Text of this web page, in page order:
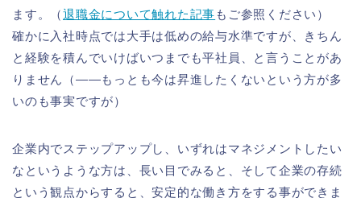
ます。（退職金について触れた記事 もご参照ください）
確かに入社時点では大手は低めの給与水準ですが、きちん
と経験を積んでいけばいつまでも平社員、と言うことがあ
りません（――もっとも今は昇進したくないという方が多
いのも事実ですが）
企業内でステップアップし、いずれはマネジメントしたい
なというような方は、長い目でみると、そして企業の存続
という観点からすると、安定的な働き方をする事ができま